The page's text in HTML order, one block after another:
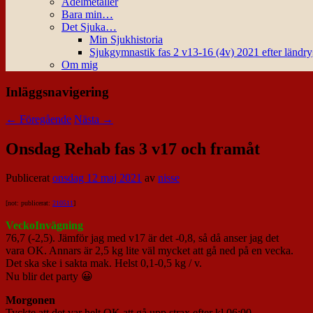
Bara min…
Det Sjuka…
Min Sjukhistoria
Sjukgymnastik fas 2 v13-16 (4v) 2021 efter
Om mig
Inläggsnavigering
← Föregående Nästa →
Onsdag Rehab fas 3 v17 och framåt
Publiceratonsdag 12 maj 2021 av nisse
[not: publicerat: 210511]
VeckoInvägning
76,7 (-2,5). Jämför jag med v17 är det -0,8, så då anser jag det
vara OK. Annars är 2,5 kg lite väl mycket att gå ned på en vecka.
Det ska ske i sakta mak. Helst 0,1-0,5 kg / v.
Nu blir det party 😀
Morgonen